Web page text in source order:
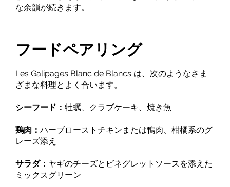
な余韻が続きます。
フードペアリング
Les Galipages Blanc de Blancs は、次のようなさま
ざまな料理とよく合います。
シーフード：牡蠣、クラブケーキ、焼き魚
鶏肉：ハーブローストチキンまたは鴨肉、柑橘系のグ
レーズ添え
サラダ： ヤギのチーズとビネグレットソースを添えた
ミックスグリーン